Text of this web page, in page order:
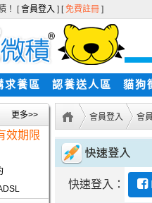
！ [會員登入 ] [免費註冊 ]
求養區 認養送人區 貓狗
更多>>
效期限
會員登入 會
快速登入：